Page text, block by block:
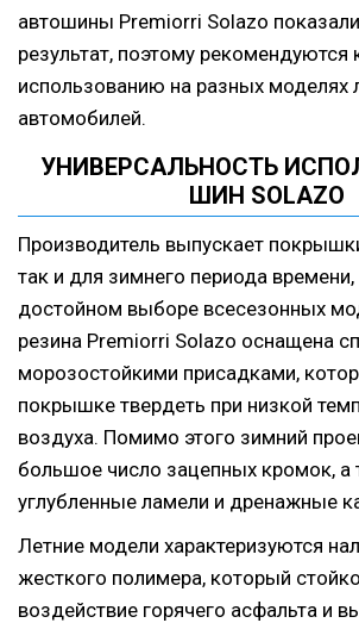
автошины Premiorri Solazo
результат, поэтому рекомендуются
использованию на разных моделях
автомобилей.
УНИВЕРСАЛЬНОСТЬ
ШИН SOLAZO
Производитель выпускает
так и для зимнего периода
достойном выборе всесезонных
резина Premiorri Solazo оснащена
морозостойкими присадками,
покрышке твердеть при низкой
воздуха. Помимо этого зимний
большое число зацепных кромок, а
углубленные ламели и дренажные
Летние модели характеризуются
жесткого полимера, который
воздействие горячего асфальта и